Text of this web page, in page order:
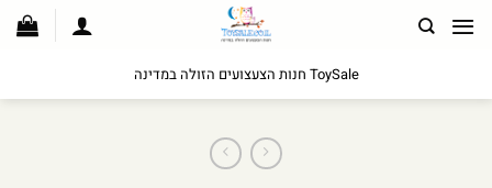
לתוכן
ToySale חנות הצעצועים הזולה במדינה